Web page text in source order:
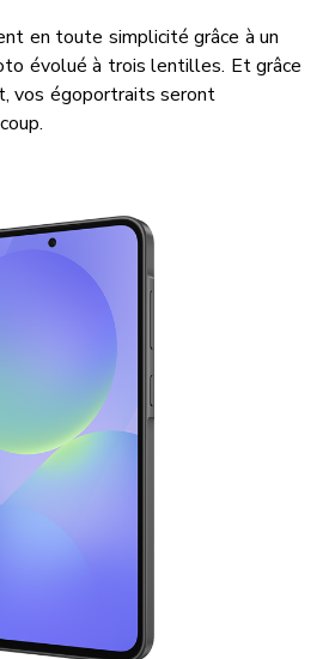
en toute simplicité grâce à un
évolué à trois lentilles. Et grâce
vos égoportraits seront